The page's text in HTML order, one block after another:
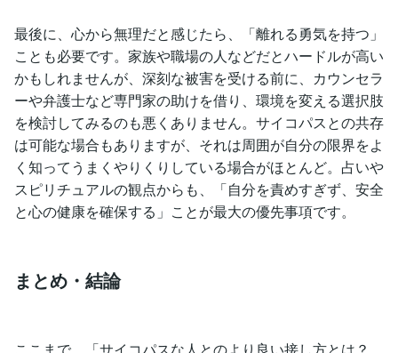
最後に、心から無理だと感じたら、「離れる勇気を持つ」
ことも必要です。家族や職場の人などだとハードルが高い
かもしれませんが、深刻な被害を受ける前に、カウンセラ
ーや弁護士など専門家の助けを借り、環境を変える選択肢
を検討してみるのも悪くありません。サイコパスとの共存
は可能な場合もありますが、それは周囲が自分の限界をよ
く知ってうまくやりくりしている場合がほとんど。占いや
スピリチュアルの観点からも、「自分を責めすぎず、安全
と心の健康を確保する」ことが最大の優先事項です。
まとめ・結論
ここまで、「サイコパスな人とのより良い接し方とは？